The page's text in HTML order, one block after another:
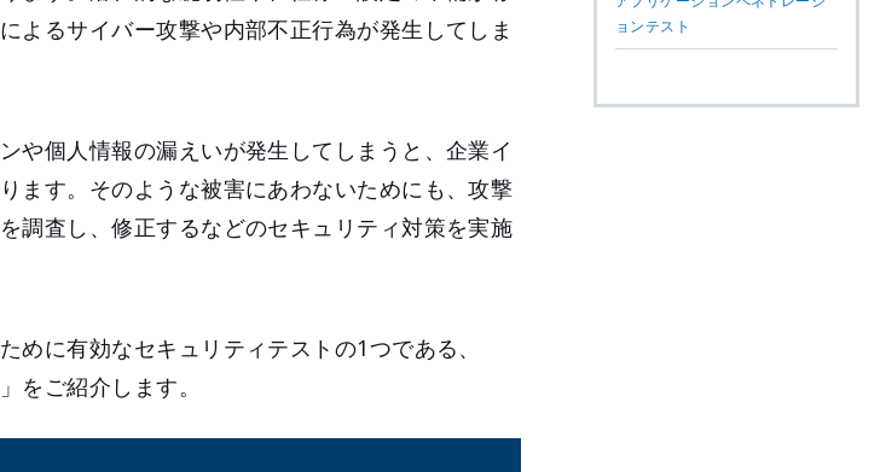
よるサイバー攻撃や内部不正行為が発生してしま
や個人情報の漏えいが発生してしまうと、企業イ
ます。そのような被害にあわないためにも、攻撃
調査し、修正するなどのセキュリティ対策を実施
に有効なセキュリティテストの1つである、
をご紹介します。
ョンテスト